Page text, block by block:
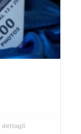
dettagli